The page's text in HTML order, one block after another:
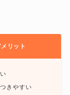
リット
きやすい